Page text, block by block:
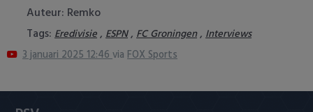
Heracles Almelo
NAC Breda
Conference League
Auteur: Remko
Tags: Eredivisie, ESPN, FC Groningen, Interviews
3 januari 2025 12:46via FOX Sports